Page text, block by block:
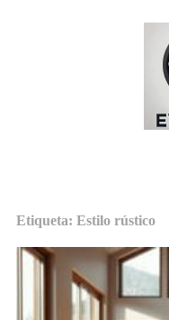
Etiqueta: Estilo rústico